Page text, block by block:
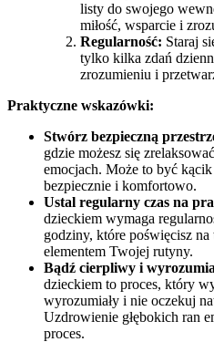
listy do swojego
miłość, wsparcie i
Regularność: Staraj
tylko kilka zdań
zrozumieniu i
Praktyczne wskazówki:
Stwórz bezpieczną
gdzie możesz się
emocjach. Może to być
bezpiecznie i komfortowo.
Ustal regularny czas na
dzieckiem wymaga
godziny, które poświęcisz na
elementem Twojej rutyny.
Bądź cierpliwy i
dzieckiem to proces, który
wyrozumiały i nie oczekuj
Uzdrowienie głębokich ran
proces.